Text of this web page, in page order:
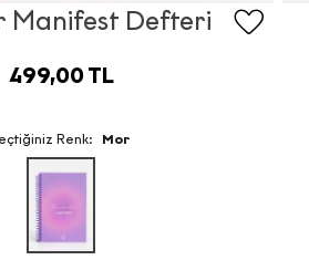
Manifest Defteri
499,00 TL
Renk: Mor